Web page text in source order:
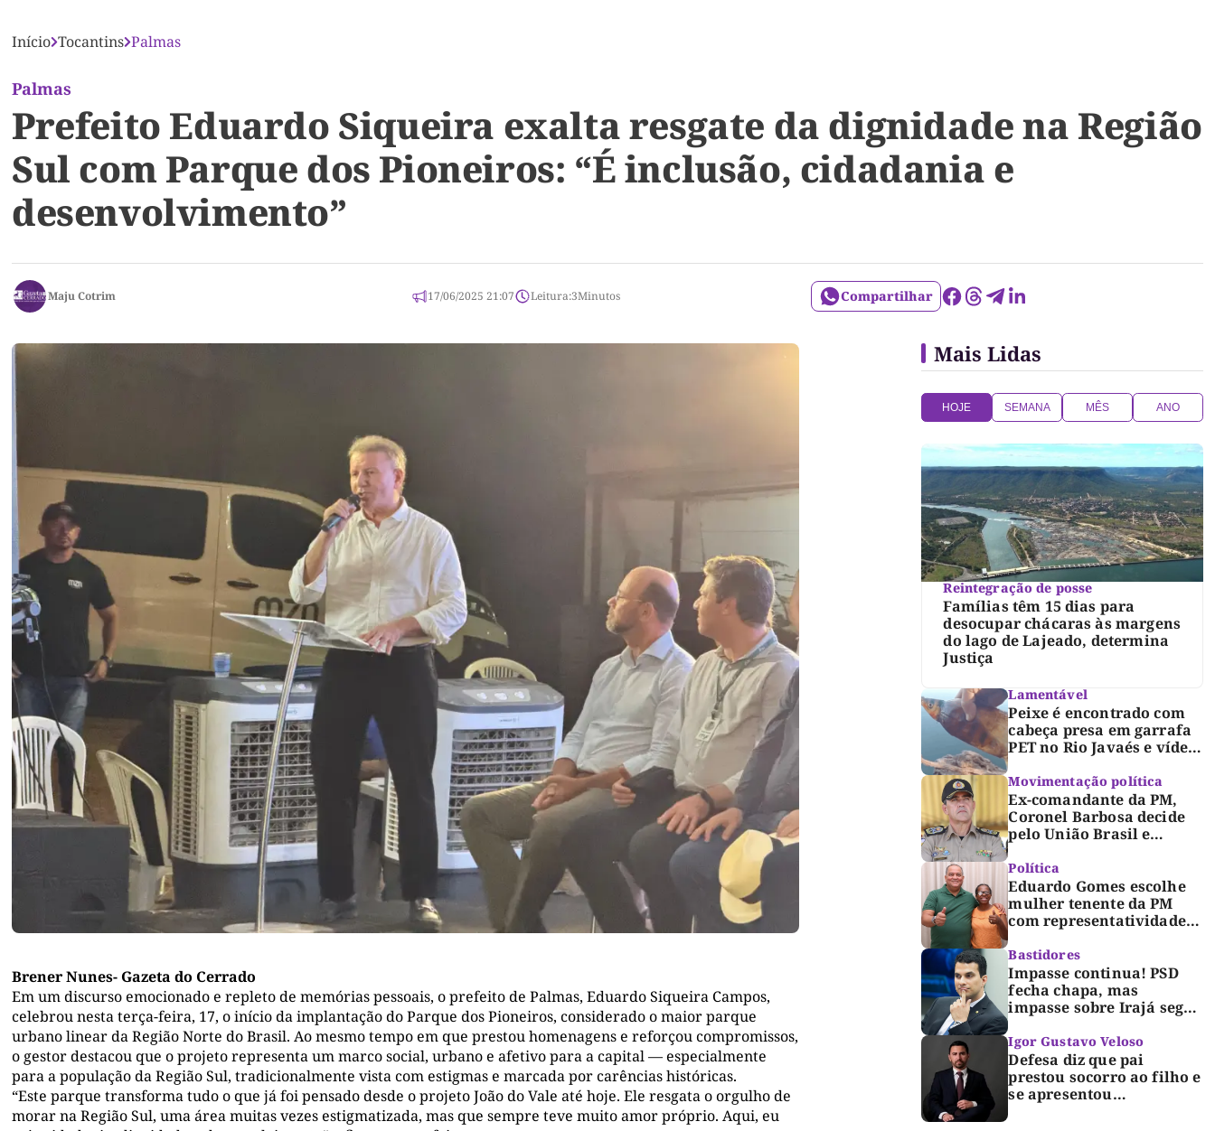
Início Tocantins Palmas
Palmas
Prefeito Eduardo Siqueira exalta resgate da dignidade na Região
Sul com Parque dos Pioneiros: “É inclusão, cidadania e
desenvolvimento”
Maju Cotrim 17/06/2025 21:07 Leitura:3Minutos Compartilhar
Brener Nunes- Gazeta do Cerrado
Em um discurso emocionado e repleto de memórias pessoais, o prefeito de Palmas, Eduardo Siqueira Campos,
celebrou nesta terça-feira, 17, o início da implantação do Parque dos Pioneiros, considerado o maior parque
urbano linear da Região Norte do Brasil. Ao mesmo tempo em que prestou homenagens e reforçou compromissos,
o gestor destacou que o projeto representa um marco social, urbano e afetivo para a capital — especialmente
para a população da Região Sul, tradicionalmente vista com estigmas e marcada por carências históricas.
“Este parque transforma tudo o que já foi pensado desde o projeto João do Vale até hoje. Ele resgata o orgulho de
morar na Região Sul, uma área muitas vezes estigmatizada, mas que sempre teve muito amor próprio. Aqui, eu
Mais Lidas
HOJE SEMANA MÊS ANO
Reintegração de posse
Famílias têm 15 dias para
desocupar chácaras às margens
do lago de Lajeado, determina
Justiça
Lamentável
Peixe é encontrado com
cabeça presa em garrafa
PET no Rio Javaés e vídeo
lixo nos rios
Movimentação política
Ex-comandante da PM,
Coronel Barbosa decide
pelo União Brasil e
Dorinha
Política
Eduardo Gomes escolhe
mulher tenente da PM
com representatividade e
para compor segunda
suplência ao Senado
Bastidores
Impasse continua! PSD
fecha chapa, mas
impasse sobre Irajá segue
TRE; Laurez diz que nome
dele não foi homologado
Igor Gustavo Veloso
Defesa diz que pai
prestou socorro ao filho e
se apresentou